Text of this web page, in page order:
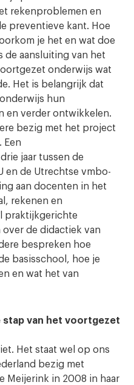
rekenproblemen en
preventieve kant. Hoe
je het en wat doe
de aansluiting van het
onderwijs wat
Het is belangrijk dat
hun
en verder ontwikkelen.
bezig met het project
Een
jaar tussen de
en de Utrechtse vmbo-
aan docenten in het
rekenen en
praktijkgerichte
de didactiek van
bespreken hoe
basisschool, hoe je
en wat het van
stap van het voortgezet
Het staat wel op ons
bezig met
Meijerink in 2008 in haar